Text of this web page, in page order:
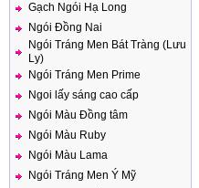
Gạch Ngói Hạ Long
Ngói Đồng Nai
Ngói Tráng Men Bát Tràng (Lưu
Ly)
Ngói Tráng Men Prime
Ngoi lấy sáng cao cấp
Ngói Màu Đồng tâm
Ngói Màu Ruby
Ngói Màu Lama
Ngói Tráng Men Ý Mỹ